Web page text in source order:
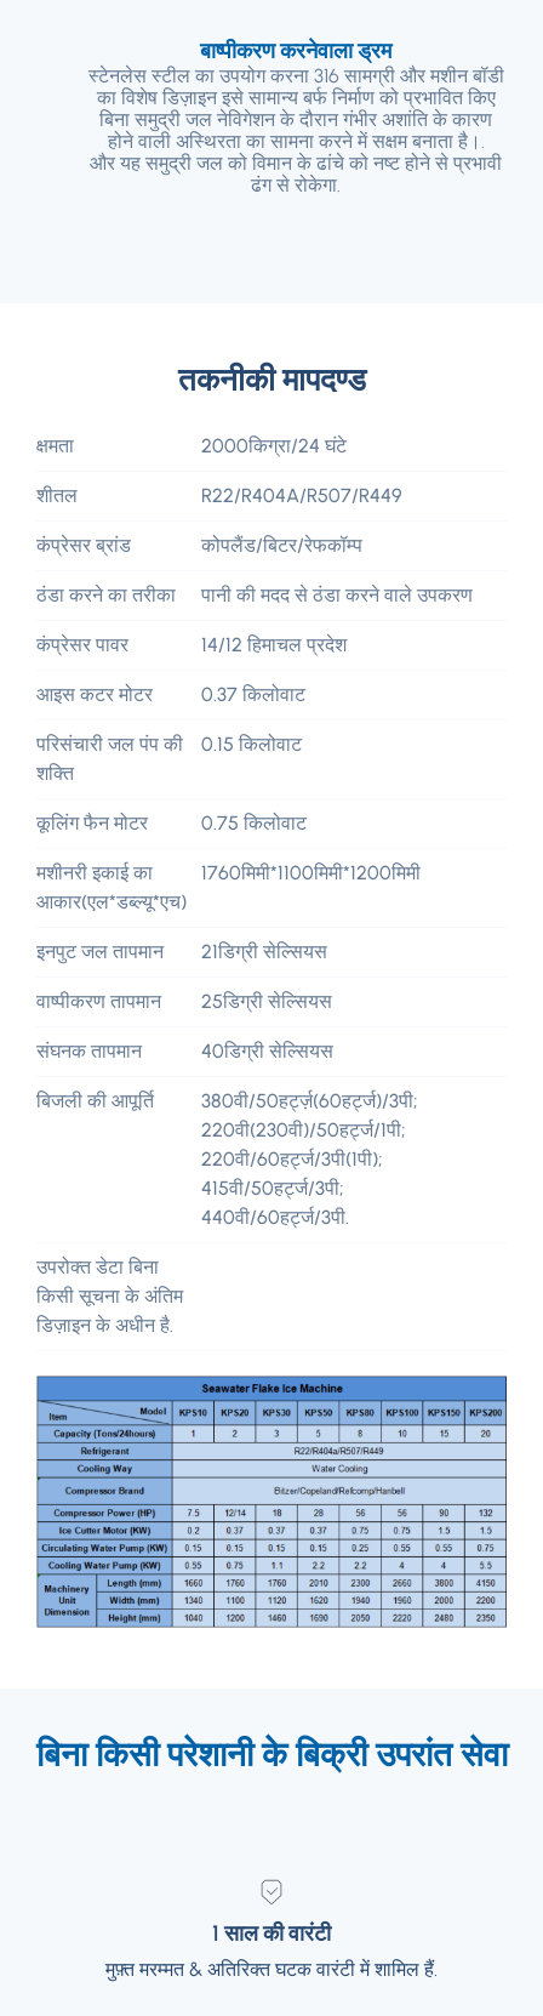
बाष्पीकरण करनेवाला ड्रम
स्टेनलेस स्टील का उपयोग करना 316 सामग्री और मशीन बॉडी
का विशेष डिज़ाइन इसे सामान्य बर्फ निर्माण को प्रभावित किए
बिना समुद्री जल नेविगेशन के दौरान गंभीर अशांति के कारण
होने वाली अस्थिरता का सामना करने में सक्षम बनाता है।.
और यह समुद्री जल को विमान के ढांचे को नष्ट होने से प्रभावी
ढंग से रोकेगा.
तकनीकी मापदण्ड
क्षमता 2000किग्रा/24 घंटे
शीतल R22/R404A/R507/R449
कंप्रेसर ब्रांड कोपलैंड/बिटर/रेफकॉम्प
ठंडा करने का तरीका पानी की मदद से ठंडा करने वाले उपकरण
कंप्रेसर पावर 14/12 हिमाचल प्रदेश
आइस कटर मोटर 0.37 किलोवाट
परिसंचारी जल पंप की
शक्ति
0.15 किलोवाट
कूलिंग फैन मोटर 0.75 किलोवाट
मशीनरी इकाई का
आकार(एल*डब्ल्यू*एच)
1760मिमी*1100मिमी*1200मिमी
इनपुट जल तापमान 21डिग्री सेल्सियस
वाष्पीकरण तापमान 25डिग्री सेल्सियस
संघनक तापमान 40डिग्री सेल्सियस
बिजली की आपूर्ति
380वी/50हर्ट्ज़(60हर्ट्ज)/3पी;
220वी(230वी)/50हर्ट्ज/1पी;
220वी/60हर्ट्ज/3पी(1पी);
415वी/50हर्ट्ज/3पी;
440वी/60हर्ट्ज/3पी.
उपरोक्त डेटा बिना
किसी सूचना के अंतिम
डिज़ाइन के अधीन है.
बिना किसी परेशानी के बिक्री उपरांत सेवा
1 साल की वारंटी
मुफ़्त मरम्मत & अतिरिक्त घटक वारंटी में शामिल हैं.
1 साल की वारंटी
मुफ़्त मरम्मत & अतिरिक्त घटक वारंटी में शामिल हैं.